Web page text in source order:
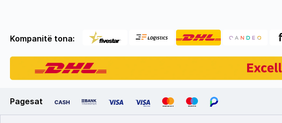
Kompanitë tona:
Pagesat